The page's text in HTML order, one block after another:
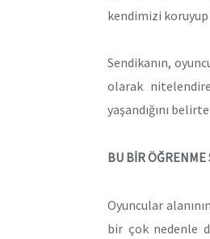
kendimizi koruyup
Sendikanın,
olarak
yaşandığını
BU BİR ÖĞRENME
Oyuncular
bir çok nedenle